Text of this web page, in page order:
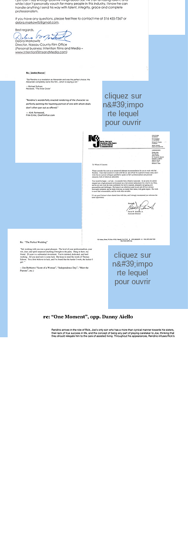
cliquez sur
n&#39;impo
rte lequel
pour ouvrir
cliquez sur
n&#39;impo
rte lequel
pour ouvrir